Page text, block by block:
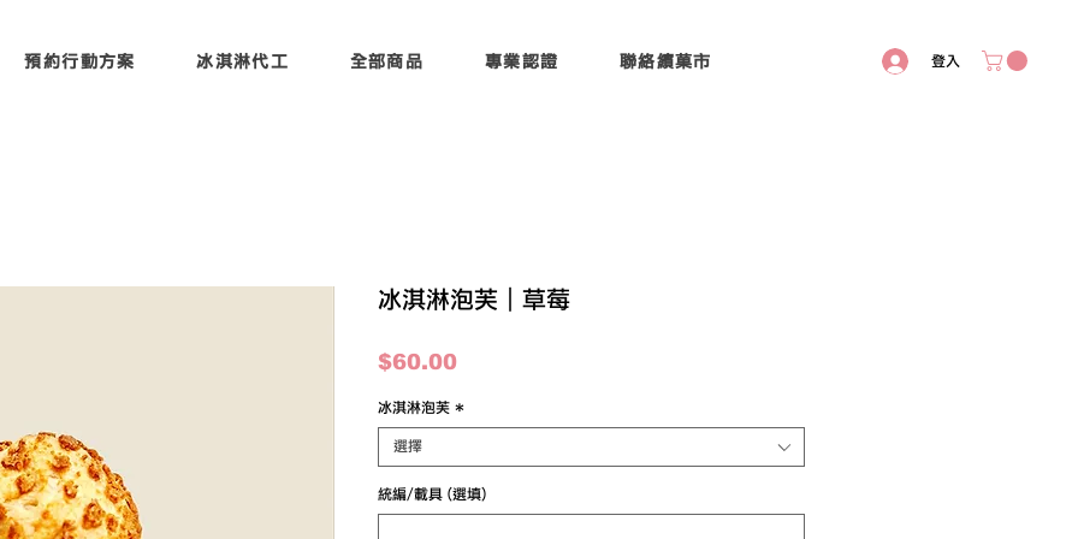
登入
預約行動方案 冰淇淋代工 全部商品 專業認證 聯絡繽菓市
冰淇淋泡芙｜草莓
$60.00價
冰淇淋泡芙 *
選擇
統編/載具 (選填)